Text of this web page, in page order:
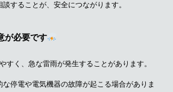
談することが、安全につながります。
が必要です
すく、急な雷雨が発生することがあります。
停電や電気機器の故障が起こる場合がありま